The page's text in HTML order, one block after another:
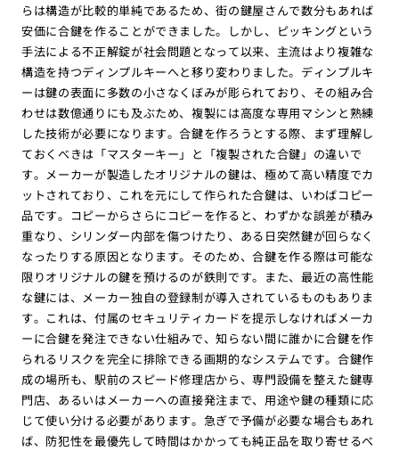
らは構造が比較的単純であるため、街の鍵屋さんで数分もあれば
安価に合鍵を作ることができました。しかし、ピッキングという
手法による不正解錠が社会問題となって以来、主流はより複雑な
構造を持つディンプルキーへと移り変わりました。ディンプルキ
ーは鍵の表面に多数の小さなくぼみが彫られており、その組み合
わせは数億通りにも及ぶため、複製には高度な専用マシンと熟練
した技術が必要になります。合鍵を作ろうとする際、まず理解し
ておくべきは「マスターキー」と「複製された合鍵」の違いで
す。メーカーが製造したオリジナルの鍵は、極めて高い精度でカ
ットされており、これを元にして作られた合鍵は、いわばコピー
品です。コピーからさらにコピーを作ると、わずかな誤差が積み
重なり、シリンダー内部を傷つけたり、ある日突然鍵が回らなく
なったりする原因となります。そのため、合鍵を作る際は可能な
限りオリジナルの鍵を預けるのが鉄則です。また、最近の高性能
な鍵には、メーカー独自の登録制が導入されているものもありま
す。これは、付属のセキュリティカードを提示しなければメーカ
ーに合鍵を発注できない仕組みで、知らない間に誰かに合鍵を作
られるリスクを完全に排除できる画期的なシステムです。合鍵作
成の場所も、駅前のスピード修理店から、専門設備を整えた鍵専
門店、あるいはメーカーへの直接発注まで、用途や鍵の種類に応
じて使い分ける必要があります。急ぎで予備が必要な場合もあれ
ば、防犯性を最優先して時間はかかっても純正品を取り寄せるべ